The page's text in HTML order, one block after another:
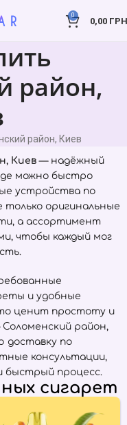
0
0,00
район,
район, Киев
Киев — надёжный
можно быстро
устройства по
только оригинальные
а ассортимент
чтобы каждый мог
и удобные
ценит простоту и
район,
доставку по
консультации,
быстрый процесс.
сигарет